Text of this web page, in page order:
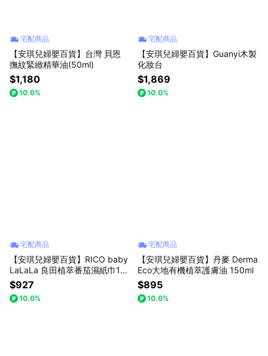
宅配商品
【安琪兒婦嬰百貨】台灣 貝恩
撫紋緊緻精華油(50ml)
$1,180
10.0%
宅配商品
【安琪兒婦嬰百貨】Guanyi木製
化妝台
$1,869
10.0%
宅配商品
【安琪兒婦嬰百貨】RICO baby
LaLaLa 良田植萃番茄濕紙巾10
0抽X10包/箱
$927
10.0%
宅配商品
【安琪兒婦嬰百貨】丹麥 Derma
Eco大地有機植萃護膚油 150ml
$895
10.0%